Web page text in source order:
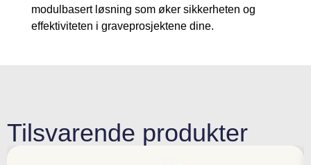
modulbasert løsning som øker sikkerheten og
effektiviteten i graveprosjektene dine.
Tilsvarende produkter